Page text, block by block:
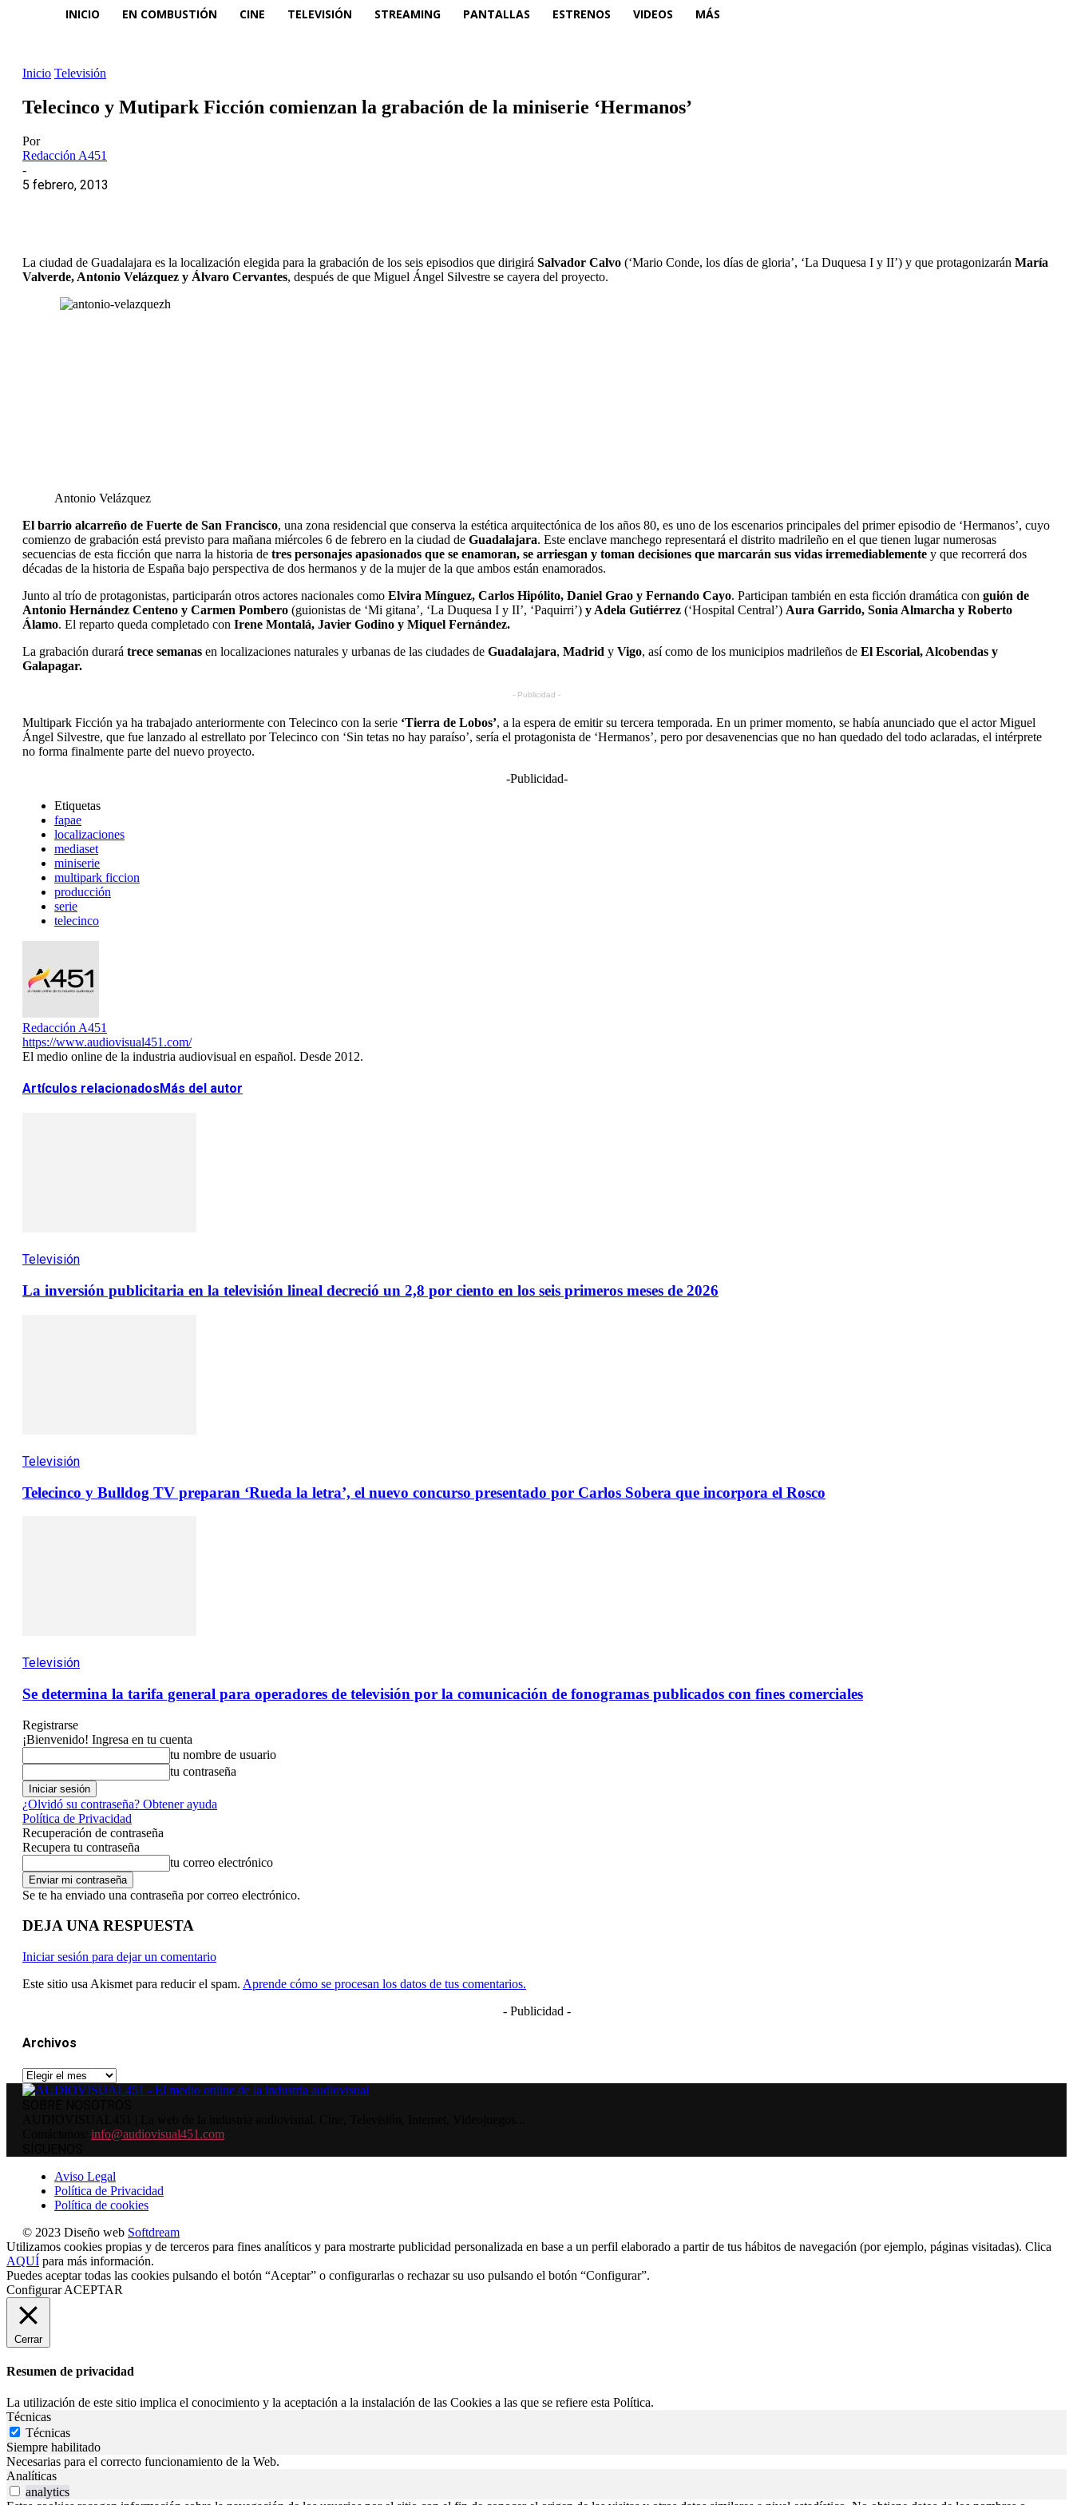
INICIO EN COMBUSTIÓN CINE TELEVISIÓN STREAMING PANTALLAS ESTRENOS VIDEOS MÁS
Inicio Televisión
Telecinco y Mutipark Ficción comienzan la grabación de la miniserie ‘Hermanos’
Por
Redacción A451
-
5 febrero, 2013
La ciudad de Guadalajara es la localización elegida para la grabación de los seis episodios que dirigirá Salvador Calvo (‘Mario Conde, los días de gloria’, ‘La Duquesa I y II’) y que protagonizarán María
Valverde, Antonio Velázquez y Álvaro Cervantes, después de que Miguel Ángel Silvestre se cayera del proyecto.
Antonio Velázquez
El barrio alcarreño de Fuerte de San Francisco, una zona residencial que conserva la estética arquitectónica de los años 80, es uno de los escenarios principales del primer episodio de ‘Hermanos’, cuyo
comienzo de grabación está previsto para mañana miércoles 6 de febrero en la ciudad de Guadalajara. Este enclave manchego representará el distrito madrileño en el que tienen lugar numerosas
secuencias de esta ficción que narra la historia de tres personajes apasionados que se enamoran, se arriesgan y toman decisiones que marcarán sus vidas irremediablemente y que recorrerá dos
décadas de la historia de España bajo perspectiva de dos hermanos y de la mujer de la que ambos están enamorados.
Junto al trío de protagonistas, participarán otros actores nacionales como Elvira Mínguez, Carlos Hipólito, Daniel Grao y Fernando Cayo. Participan también en esta ficción dramática con guión de
Antonio Hernández Centeno y Carmen Pombero (guionistas de ‘Mi gitana’, ‘La Duquesa I y II’, ‘Paquirri’) y Adela Gutiérrez (‘Hospital Central’) Aura Garrido, Sonia Almarcha y Roberto
Álamo. El reparto queda completado con Irene Montalá, Javier Godino y Miquel Fernández.
La grabación durará trece semanas en localizaciones naturales y urbanas de las ciudades de Guadalajara, Madrid y Vigo, así como de los municipios madrileños de El Escorial, Alcobendas y
Galapagar.
- Publicidad -
Multipark Ficción ya ha trabajado anteriormente con Telecinco con la serie ‘Tierra de Lobos’, a la espera de emitir su tercera temporada. En un primer momento, se había anunciado que el actor Miguel
Ángel Silvestre, que fue lanzado al estrellato por Telecinco con ‘Sin tetas no hay paraíso’, sería el protagonista de ‘Hermanos’, pero por desavenencias que no han quedado del todo aclaradas, el intérprete
no forma finalmente parte del nuevo proyecto.
-Publicidad-
Etiquetas
fapae
localizaciones
mediaset
miniserie
multipark ficcion
producción
serie
telecinco
Redacción A451
https://www.audiovisual451.com/
El medio online de la industria audiovisual en español. Desde 2012.
Artículos relacionadosMás del autor
Televisión
La inversión publicitaria en la televisión lineal decreció un 2,8 por ciento en los seis primeros meses de 2026
Televisión
Telecinco y Bulldog TV preparan ‘Rueda la letra’, el nuevo concurso presentado por Carlos Sobera que incorpora el Rosco
Televisión
Se determina la tarifa general para operadores de televisión por la comunicación de fonogramas publicados con fines comerciales
Registrarse
¡Bienvenido! Ingresa en tu cuenta
tu nombre de usuario
tu contraseña
¿Olvidó su contraseña? Obtener ayuda
Política de Privacidad
Recuperación de contraseña
Recupera tu contraseña
tu correo electrónico
Se te ha enviado una contraseña por correo electrónico.
DEJA UNA RESPUESTA
Iniciar sesión para dejar un comentario
Este sitio usa Akismet para reducir el spam. Aprende cómo se procesan los datos de tus comentarios.
- Publicidad -
Archivos
Archivos
info@audiovisual451.com
Aviso Legal
Política de Privacidad
Política de cookies
© 2023 Diseño web Softdream
Utilizamos cookies propias y de terceros para fines analíticos y para mostrarte publicidad personalizada en base a un perfil elaborado a partir de tus hábitos de navegación (por ejemplo, páginas visitadas). Clica
AQUÍ para más información.
Puedes aceptar todas las cookies pulsando el botón “Aceptar” o configurarlas o rechazar su uso pulsando el botón “Configurar”.
Configurar ACEPTAR
Cerrar
Resumen de privacidad
La utilización de este sitio implica el conocimiento y la aceptación a la instalación de las Cookies a las que se refiere esta Política.
Técnicas
Técnicas
Siempre habilitado
Necesarias para el correcto funcionamiento de la Web.
Analíticas
analytics